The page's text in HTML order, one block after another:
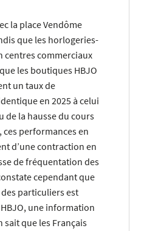
la place Vendôme
que les horlogeries-
centres commerciaux
les boutiques HBJO
un taux de
en 2025 à celui
de la hausse du cours
performances en
d’une contraction en
de fréquentation des
cependant que
particuliers est
une information
que les Français